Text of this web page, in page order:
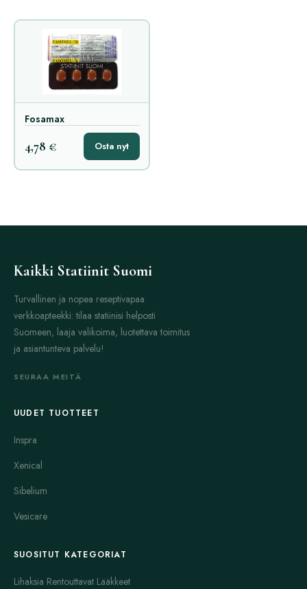
Fosamax
4,78 € Osta nyt
Kaikki Statiinit Suomi
Turvallinen ja nopea reseptivapaa
verkkoapteekki: tilaa statiinisi helposti
Suomeen, laaja valikoima, luotettava toimitus
ja asiantunteva palvelu!
SEURAA MEITÄ
UUDET TUOTTEET
Inspra
Xenical
Sibelium
Vesicare
SUOSITUT KATEGORIAT
Lihaksia Rentouttavat Lääkkeet